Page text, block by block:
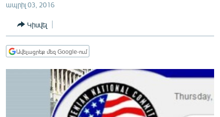
ԻՐԱՎՈՒՆՔ
ՀԱՍԱՐԱԿՈՒԹՅՈՒՆ
ՏՆՏԵՍՈՒԹՅՈՒՆ
ՊԱՏԵՐԱԶՄԻ 6 ՇԱԲԱԹՆԵՐԸ
ՏԱՐԱԾԱՇՐՋԱՆ
ապրիլ 03, 2016
Կիսվել
Ավելացրեք մեզ Google-ում